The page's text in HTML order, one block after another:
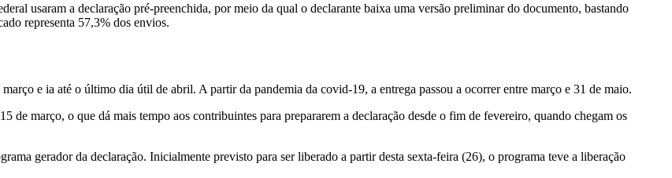
usaram a declaração pré-preenchida, por meio da qual o declarante baixa uma versão preliminar do documento, bastando
representa 57,3% dos envios.
e ia até o último dia útil de abril. A partir da pandemia da covid-19, a entrega passou a ocorrer entre março e 31 de maio.
março, o que dá mais tempo aos contribuintes para prepararem a declaração desde o fim de fevereiro, quando chegam os
gerador da declaração. Inicialmente previsto para ser liberado a partir desta sexta-feira (26), o programa teve a liberação